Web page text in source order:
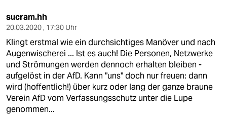
sucram.hh
20.03.2020 , 17:30 Uhr
Klingt erstmal wie ein durchsichtiges Manöver und nach
Augenwischerei ... Ist es auch! Die Personen, Netzwerke
und Strömungen werden dennoch erhalten bleiben -
aufgelöst in der AfD. Kann "uns" doch nur freuen: dann
wird (hoffentlich!) über kurz oder lang der ganze braune
Verein AfD vom Verfassungsschutz unter die Lupe
genommen...